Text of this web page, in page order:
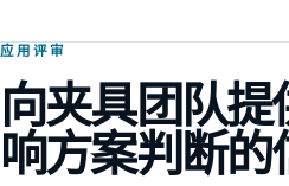
应用评审
向夹具团队提
响方案判断的